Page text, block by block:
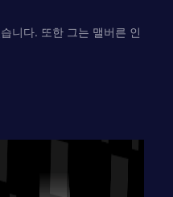
니다. 또한 그는 맬버른 인